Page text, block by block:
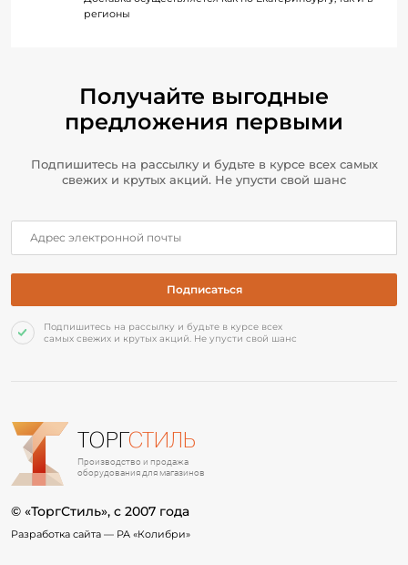
регионы
Получайте выгодные
предложения первыми
Подпишитесь на рассылку и будьте в курсе всех самых
свежих и крутых акций. Не упусти свой шанс
Подпишитесь на рассылку и будьте в курсе всех
самых свежих и крутых акций. Не упусти свой шанс
ТОРГСТИЛЬ
Производство и продажа
оборудования для магазинов
© «ТоргСтиль», c 2007 года
Разработка сайта — РА «Колибри»